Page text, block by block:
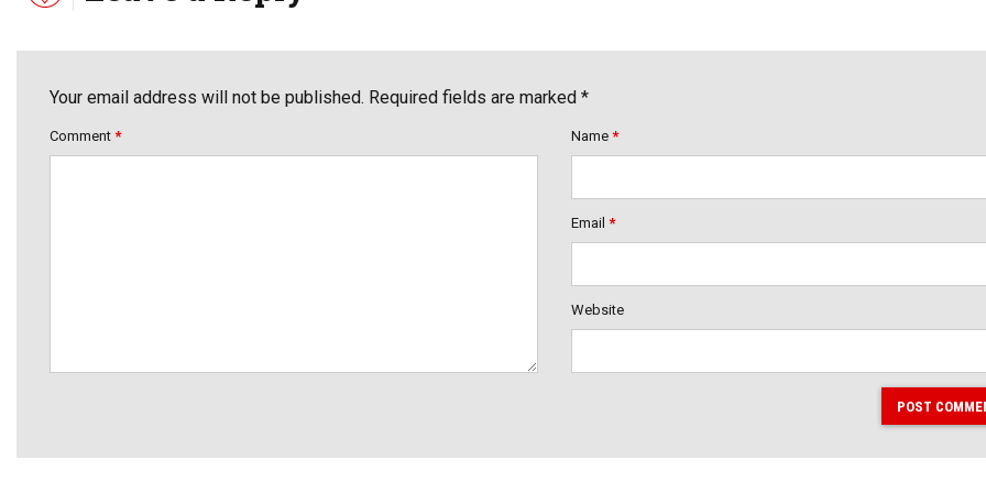
Your email address will not be published. Required fields are marked *
Comment * Name *
Email *
Website
POST